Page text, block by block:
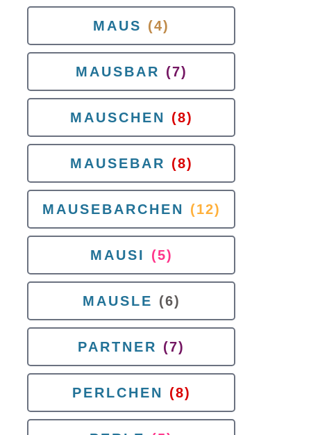
MAUS (4)
MAUSBAR (7)
MAUSCHEN (8)
MAUSEBAR (8)
MAUSEBARCHEN (12)
MAUSI (5)
MAUSLE (6)
PARTNER (7)
PERLCHEN (8)